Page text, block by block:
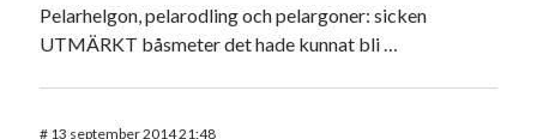
Pelarhelgon, pelarodling och pelargoner: sicken
UTMÄRKT båsmeter det hade kunnat bli …
# 13 september 2014 21:48